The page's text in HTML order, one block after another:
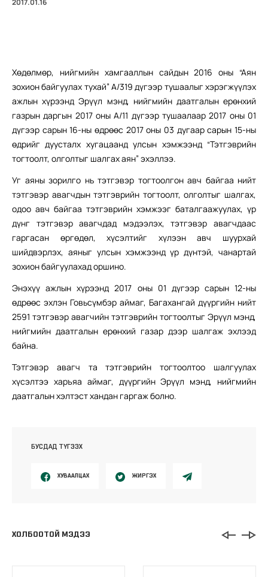
2017.01.16
Хөдөлмөр, нийгмийн хамгааллын сайдын 2016 оны “Аян
зохион байгуулах тухай” А/319 дүгээр тушаалыг хэрэгжүүлэх
ажлын хүрээнд Эрүүл мэнд, нийгмийн даатгалын ерөнхий
газрын даргын 2017 оны А/11 дүгээр тушаалаар 2017 оны 01
дүгээр сарын 16-ны өдрөөс 2017 оны 03 дугаар сарын 15-ны
өдрийг дуусталх хугацаанд улсын хэмжээнд “Тэтгэврийн
тогтоолт, олголтыг шалгах аян” эхэллээ.
Уг аяны зорилго нь тэтгэвэр тогтоолгон авч байгаа нийт
тэтгэвэр авагчдын тэтгэврийн тогтоолт, олголтыг шалгах,
одоо авч байгаа тэтгэврийн хэмжээг баталгаажуулах, үр
дүнг тэтгэвэр авагчдад мэдээлэх, тэтгэвэр авагчдаас
гаргасан өргөдөл, хүсэлтийг хүлээн авч шуурхай
шийдвэрлэх, аяныг улсын хэмжээнд үр дүнтэй, чанартай
зохион байгуулахад оршино.
Энэхүү ажлын хүрээнд 2017 оны 01 дүгээр сарын 12-ны
өдрөөс эхлэн Говьсүмбэр аймаг, Багахангай дүүргийн нийт
2591 тэтгэвэр авагчийн тэтгэврийн тогтоолтыг Эрүүл мэнд,
нийгмийн даатгалын ерөнхий газар дээр шалгаж эхлээд
байна.
Тэтгэвэр авагч та тэтгэврийн тогтоолтоо шалгуулах
хүсэлтээ харъяа аймаг, дүүргийн Эрүүл мэнд, нийгмийн
даатгалын хэлтэст хандан гаргаж болно.
БУСДАД ТҮГЭЭХ
ХУВААЛЦАХ ЖИРГЭХ
ХОЛБООТОЙ МЭДЭЭ